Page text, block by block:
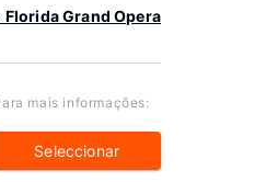
Grand Opera
mais informações:
Seleccionar